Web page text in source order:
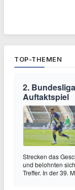
TOP-THEMEN
2.
Auftaktspiel
Strecken das
und belohnten
Treffer. In der 39.